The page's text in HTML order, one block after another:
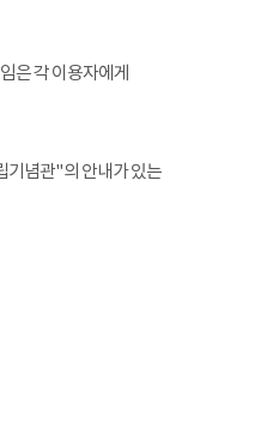
은 각 이용자에게
기념관"의 안내가 있는